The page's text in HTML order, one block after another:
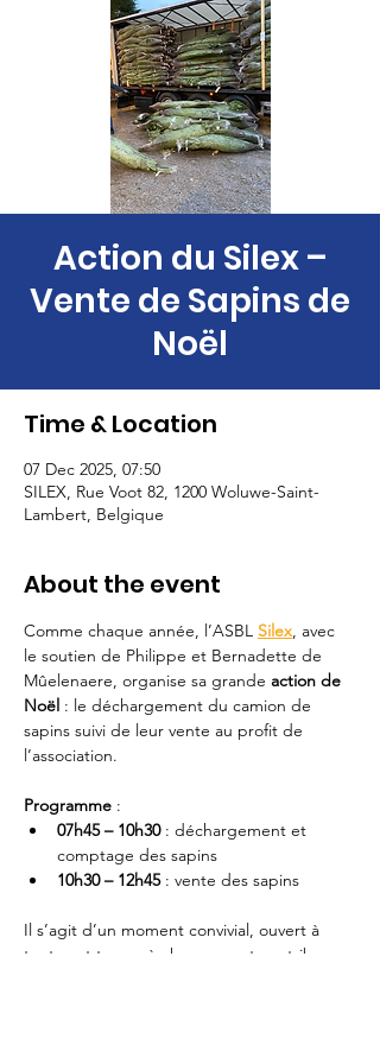
Action du Silex –
Vente de Sapins de
Noël
Time & Location
07 Dec 2025, 07:50
SILEX, Rue Voot 82, 1200 Woluwe-Saint-
Lambert, Belgique
About the event
Comme chaque année, l’ASBL Silex, avec
le soutien de Philippe et Bernadette de
Mûelenaere, organise sa grande action de
Noël : le déchargement du camion de
sapins suivi de leur vente au profit de
l’association.
Programme :
07h45 – 10h30 : déchargement et
comptage des sapins
10h30 – 12h45 : vente des sapins
Il s’agit d’un moment convivial, ouvert à
toutes et tous, où chacun peut contribuer